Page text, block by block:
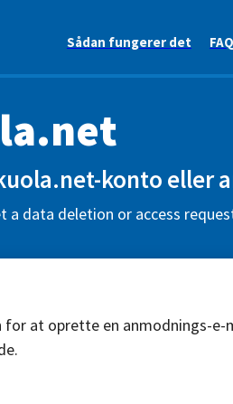
Sådan fungerer det FAQ
konto eller
a data deletion or access
at oprette en anmodnings-e-